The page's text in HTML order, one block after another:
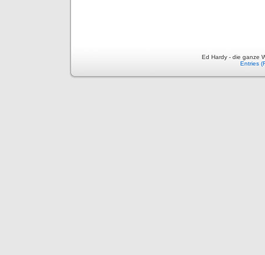
Ed Hardy - die ganze
Entries